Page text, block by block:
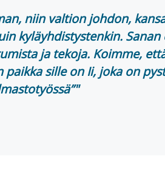
niin valtion johdon,
kyläyhdistystenkin. Sanan
ja tekoja. Koimme,
sille on Ii, joka on